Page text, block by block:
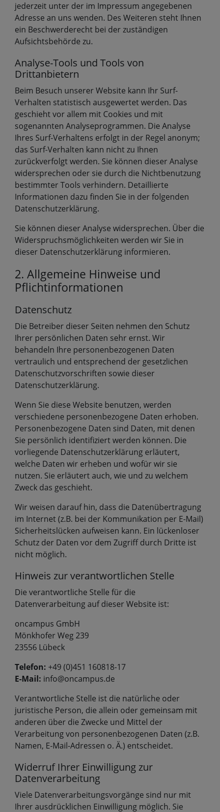
jederzeit unter der im Impressum angegebenen
Adresse an uns wenden. Des Weiteren steht Ihnen
ein Beschwerderecht bei der zuständigen
Aufsichtsbehörde zu.
Analyse-Tools und Tools von
Drittanbietern
Beim Besuch unserer Website kann Ihr Surf-
Verhalten statistisch ausgewertet werden. Das
geschieht vor allem mit Cookies und mit
sogenannten Analyseprogrammen. Die Analyse
Ihres Surf-Verhaltens erfolgt in der Regel anonym;
das Surf-Verhalten kann nicht zu Ihnen
zurückverfolgt werden. Sie können dieser Analyse
widersprechen oder sie durch die Nichtbenutzung
bestimmter Tools verhindern. Detaillierte
Informationen dazu finden Sie in der folgenden
Datenschutzerklärung.
Sie können dieser Analyse widersprechen. Über die
Widerspruchsmöglichkeiten werden wir Sie in
dieser Datenschutzerklärung informieren.
2. Allgemeine Hinweise und
Pflichtinformationen
Datenschutz
Die Betreiber dieser Seiten nehmen den Schutz
Ihrer persönlichen Daten sehr ernst. Wir
behandeln Ihre personenbezogenen Daten
vertraulich und entsprechend der gesetzlichen
Datenschutzvorschriften sowie dieser
Datenschutzerklärung.
Wenn Sie diese Website benutzen, werden
verschiedene personenbezogene Daten erhoben.
Personenbezogene Daten sind Daten, mit denen
Sie persönlich identifiziert werden können. Die
vorliegende Datenschutzerklärung erläutert,
welche Daten wir erheben und wofür wir sie
nutzen. Sie erläutert auch, wie und zu welchem
Zweck das geschieht.
Wir weisen darauf hin, dass die Datenübertragung
im Internet (z.B. bei der Kommunikation per E-Mail)
Sicherheitslücken aufweisen kann. Ein lückenloser
Schutz der Daten vor dem Zugriff durch Dritte ist
nicht möglich.
Hinweis zur verantwortlichen Stelle
Die verantwortliche Stelle für die
Datenverarbeitung auf dieser Website ist:
oncampus GmbH
Mönkhofer Weg 239
23556 Lübeck
Telefon: +49 (0)451 160818-17
E-Mail: info@oncampus.de
Verantwortliche Stelle ist die natürliche oder
juristische Person, die allein oder gemeinsam mit
anderen über die Zwecke und Mittel der
Verarbeitung von personenbezogenen Daten (z.B.
Namen, E-Mail-Adressen o. Ä.) entscheidet.
Widerruf Ihrer Einwilligung zur
Datenverarbeitung
Viele Datenverarbeitungsvorgänge sind nur mit
Ihrer ausdrücklichen Einwilligung möglich. Sie